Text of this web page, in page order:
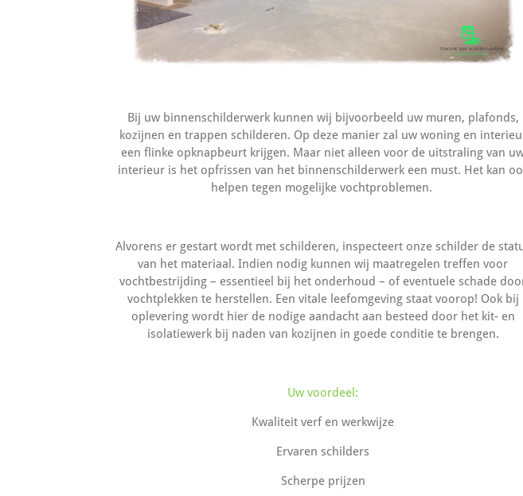
Bij uw binnenschilderwerk kunnen wij bijvoorbeeld uw muren, plafonds,
kozijnen en trappen schilderen. Op deze manier zal uw woning en
een flinke opknapbeurt krijgen. Maar niet alleen voor de uitstraling van
interieur is het opfrissen van het binnenschilderwerk een must. Het kan
helpen tegen mogelijke vochtproblemen.
Alvorens er gestart wordt met schilderen, inspecteert onze schilder de
van het materiaal. Indien nodig kunnen wij maatregelen treffen voor
vochtbestrijding – essentieel bij het onderhoud – of eventuele schade
vochtplekken te herstellen. Een vitale leefomgeving staat voorop! Ook bij
oplevering wordt hier de nodige aandacht aan besteed door het kit- en
isolatiewerk bij naden van kozijnen in goede conditie te brengen.
Uw voordeel:
Kwaliteit verf en werkwijze
Ervaren schilders
Scherpe prijzen